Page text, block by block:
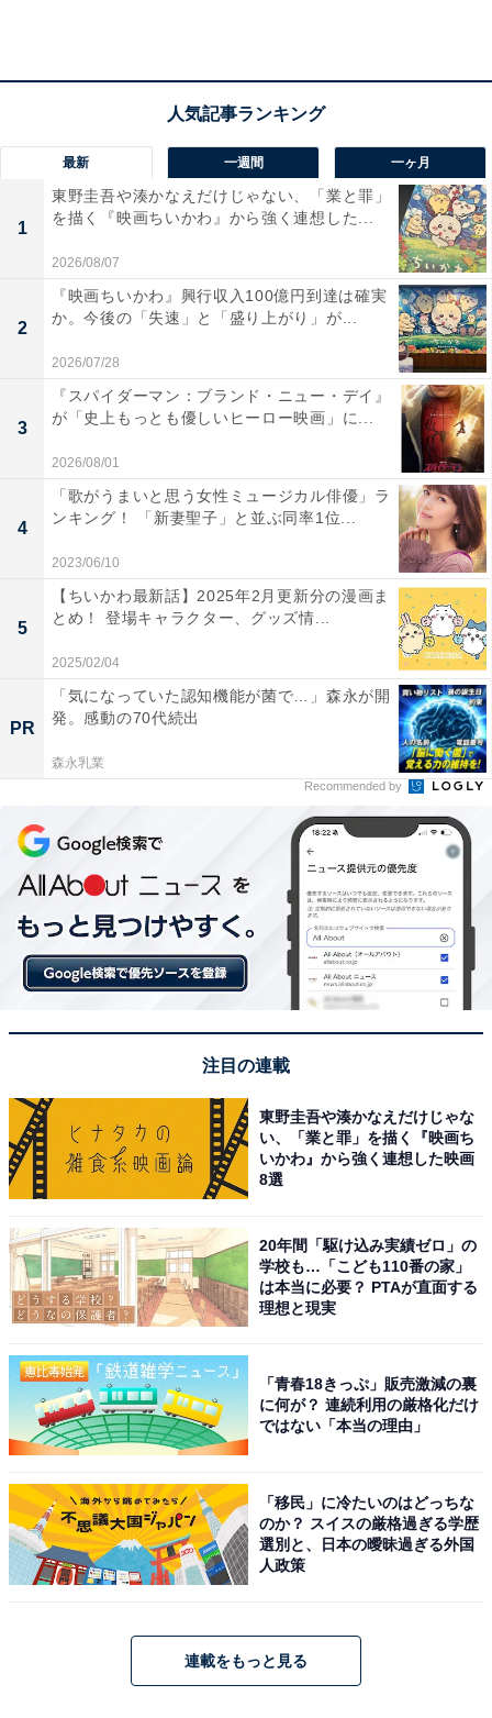
パ・リーグの主な新人選手たち
選手名
所属チー
守備
位置
ドラフト
順位
高橋礼
ソフトバ
2位
齊藤大将 西武 投手 明治大学 1位
伊藤翔 西武 投手
徳島インディゴソ
3位
岩見雅紀 楽天
外野
手
慶応大学 2位
田嶋大樹
ス
K-鈴木
オリック
投手 日立製鉄所 2位
福田周平
オリック
ス
内野
手
NTT東日本 3位
清宮幸太
郎
日本ハム 1位
安田尚憲 ロッテ
内野
1位
藤岡裕大 ロッテ トヨタ自動車 2位
昨年は源田壮亮が19年ぶりとなる野手の新人王に輝きま
したが、今季は投手の方に即戦力な選手が集まったとい
うのがもっぱらの評判。中でも注目されているのはオリ
ックスの田嶋大樹です。
プロ入り前から完成度の高い即戦力投手として注目を集
めていましたが、春季キャンプの第1クールではすべて
でブルペン入りして投げ込み順調に調整しています。希
少な左腕投手という点も価値があり、開幕から先発ロー
テーションに入れれば2桁勝利も可能で、新人王の有力
候補と言えるでしょう。また、同じ左腕投手である齊藤
打撃等で精力的に投球するなど首脳陣の評価を高めてい
ます。
そして今年のプロ野球界で最も注目を集めているスーパ
ールーキー、清宮幸太郎も忘れてはなりません。高校通
算111本塁打という史上最多記録を打ち立てたスラッガ
ーは1月に右手親指を痛めた影響でキャンプでは打撃練
習を控えていましたが、キャンプも佳境に迫った21日に
ようやく屋外フリー打撃を行うと57スイングで14本のサ
ク越えをマーク。しかもそのうち5本は場外弾という驚
きの物でした。
オープン戦での結果次第と言えますが、開幕一軍でレギ
ュラーに固定され、10本塁打以上を放つようなら新人王
最新 一週間 一ヶ月
1
東野圭吾や湊かなえだけじゃない、「業と罪」
を描く『映画ちいかわ』から強く連想した...
2026/08/07
2
『映画ちいかわ』興行収入100億円到達は確実
か。今後の「失速」と「盛り上がり」が...
2026/07/28
3
『スパイダーマン：ブランド・ニュー・デイ』
が「史上もっとも優しいヒーロー映画」に...
2026/08/01
4
「歌がうまいと思う女性ミュージカル俳優」ラ
ンキング！ 「新妻聖子」と並ぶ同率1位...
2023/06/10
5
【ちいかわ最新話】2025年2月更新分の漫画ま
とめ！ 登場キャラクター、グッズ情...
2025/02/04
PR
「気になっていた認知機能が菌で…」森永が開
発。感動の70代続出
森永乳業
Recommended by
注目の連載
東野圭吾や湊かなえだけじゃな
い、「業と罪」を描く『映画ち
いかわ』から強く連想した映画
8選
20年間「駆け込み実績ゼロ」の
学校も…「こども110番の家」
は本当に必要？ PTAが直面する
理想と現実
「青春18きっぷ」販売激減の裏
に何が？ 連続利用の厳格化だけ
ではない「本当の理由」
「移民」に冷たいのはどっちな
のか？ スイスの厳格過ぎる学歴
選別と、日本の曖昧過ぎる外国
人政策
連載をもっと見る